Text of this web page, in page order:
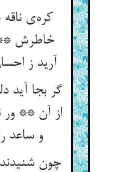
کره‌‌ی
خاطرش **
گر بجا آید
از آن ** ور
و ساعد را گزان‌‌
چون